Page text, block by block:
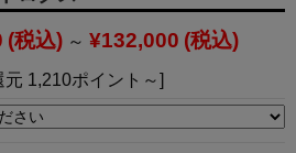
(税込) ～ ¥132,000 (税込)
元 1,210ポイント～]